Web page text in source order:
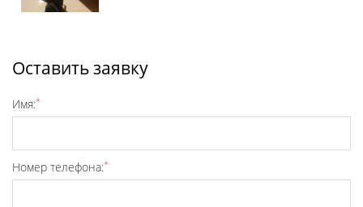
Оставить заявку
Имя:*
Номер телефона:*